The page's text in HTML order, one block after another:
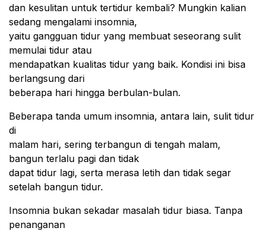
dan kesulitan untuk tertidur kembali? Mungkin kalian
sedang mengalami insomnia,
yaitu gangguan tidur yang membuat seseorang sulit
memulai tidur atau
mendapatkan kualitas tidur yang baik. Kondisi ini bisa
berlangsung dari
beberapa hari hingga berbulan-bulan.
Beberapa tanda umum insomnia, antara lain, sulit tidur
di
malam hari, sering terbangun di tengah malam,
bangun terlalu pagi dan tidak
dapat tidur lagi, serta merasa letih dan tidak segar
setelah bangun tidur.
Insomnia bukan sekadar masalah tidur biasa. Tanpa
penanganan